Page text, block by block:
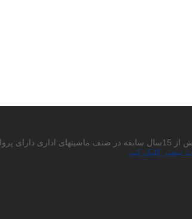
احتراما به استحضار میرساند شرکت پردیس چاپگر باران سهامی خاص به شماره ثبت
بیشتر کلیک کنید